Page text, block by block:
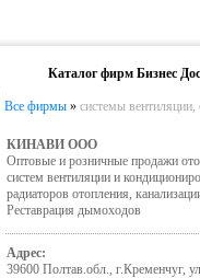
Каталог фирм Бизнес
Все фирмы » системы
КИНАВИ ООО
Оптовые и розничные продажи
систем вентиляции и
радиаторов отопления,
Реставрация дымоходов
Адрес:
39600 Полтав.обл., г.Кременчуг,